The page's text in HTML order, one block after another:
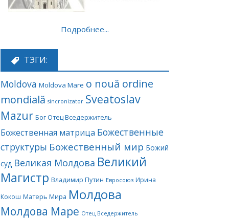
Подробнее...
ТЭГИ:
Moldova Moldova Mare o nouă ordine
mondială sincronizator Sveatoslav
Mazur Бог Отец Вседержитель
Божественная матрица Божественные
структуры Божественный мир Божий
суд Великая Молдова Великий
Магистр Владимир Путин Евросоюз Ирина
Кокош Матерь Мира Молдова
Молдова Маре Отец Вседержитель